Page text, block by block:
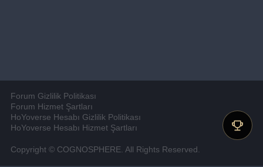
Forum Gizlilik Politikası
Forum Hizmet Şartları
HoYoverse Hesabı Gizlilik Politikası
HoYoverse Hesabı Hizmet Şartları
Copyright © COGNOSPHERE. All Rights Reserved.